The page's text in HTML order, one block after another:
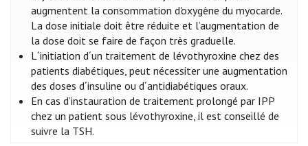
augmentent la consommation d'oxygène du myocarde.
La dose initiale doit être réduite et l’augmentation de
la dose doit se faire de façon très graduelle.
L´initiation d´un traitement de lévothyroxine chez des
patients diabétiques, peut nécessiter une augmentation
des doses d´insuline ou d´antidiabétiques oraux.
En cas d’instauration de traitement prolongé par IPP
chez un patient sous lévothyroxine, il est conseillé de
suivre la TSH.